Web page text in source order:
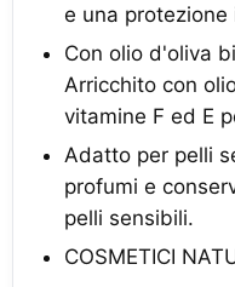
e una protezione
Con olio d'oliva
Arricchito con
vitamine F ed E
Adatto per pelli
profumi e
pelli sensibili.
COSMETICI